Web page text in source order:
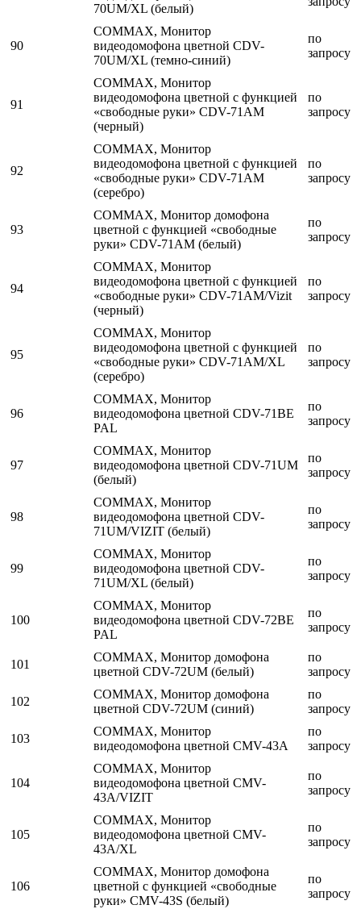
70UM/XL (белый)
90
COMMAX, Монитор
видеодомофона цветной CDV-
70UM/XL (темно-синий)
по
запросу
91
COMMAX, Монитор
видеодомофона цветной с функцией
«свободные руки» CDV-71AM
(черный)
по
запросу
92
COMMAX, Монитор
видеодомофона цветной с функцией
«свободные руки» CDV-71AM
(серебро)
по
запросу
93
COMMAX, Монитор домофона
цветной с функцией «свободные
руки» CDV-71AM (белый)
по
запросу
94
COMMAX, Монитор
видеодомофона цветной с функцией
«свободные руки» CDV-71AM/Vizit
(черный)
по
запросу
95
COMMAX, Монитор
видеодомофона цветной с функцией
«свободные руки» CDV-71AM/XL
(серебро)
по
запросу
96
COMMAX, Монитор
видеодомофона цветной CDV-71BE
PAL
по
запросу
97
COMMAX, Монитор
видеодомофона цветной CDV-71UM
(белый)
по
запросу
98
COMMAX, Монитор
видеодомофона цветной CDV-
71UM/VIZIT (белый)
по
запросу
99
COMMAX, Монитор
видеодомофона цветной CDV-
71UM/XL (белый)
по
запросу
100
COMMAX, Монитор
видеодомофона цветной CDV-72BE
PAL
по
запросу
101
COMMAX, Монитор домофона
цветной CDV-72UM (белый)
по
запросу
102
COMMAX, Монитор домофона
цветной CDV-72UM (синий)
по
запросу
103
COMMAX, Монитор
видеодомофона цветной CMV-43A
по
запросу
104
COMMAX, Монитор
видеодомофона цветной CMV-
43A/VIZIT
по
запросу
105
COMMAX, Монитор
видеодомофона цветной CMV-
43A/XL
по
запросу
106
COMMAX, Монитор домофона
цветной с функцией «свободные
руки» CMV-43S (белый)
по
запросу